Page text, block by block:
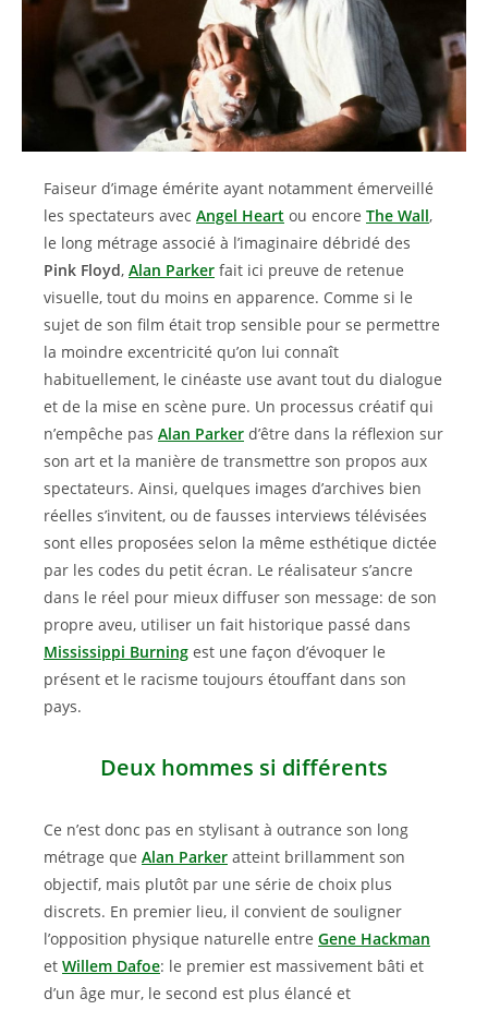
Faiseur d’image émérite ayant notamment émerveillé
les spectateurs avec Angel Heart ou encore The Wall,
le long métrage associé à l’imaginaire débridé des
Pink Floyd, Alan Parker fait ici preuve de retenue
visuelle, tout du moins en apparence. Comme si le
sujet de son film était trop sensible pour se permettre
la moindre excentricité qu’on lui connaît
habituellement, le cinéaste use avant tout du dialogue
et de la mise en scène pure. Un processus créatif qui
n’empêche pas Alan Parker d’être dans la réflexion sur
son art et la manière de transmettre son propos aux
spectateurs. Ainsi, quelques images d’archives bien
réelles s’invitent, ou de fausses interviews télévisées
sont elles proposées selon la même esthétique dictée
par les codes du petit écran. Le réalisateur s’ancre
dans le réel pour mieux diffuser son message: de son
propre aveu, utiliser un fait historique passé dans
Mississippi Burning est une façon d’évoquer le
présent et le racisme toujours étouffant dans son
pays.
Deux hommes si différents
Ce n’est donc pas en stylisant à outrance son long
métrage que Alan Parker atteint brillamment son
objectif, mais plutôt par une série de choix plus
discrets. En premier lieu, il convient de souligner
l’opposition physique naturelle entre Gene Hackman
et Willem Dafoe: le premier est massivement bâti et
d’un âge mur, le second est plus élancé et